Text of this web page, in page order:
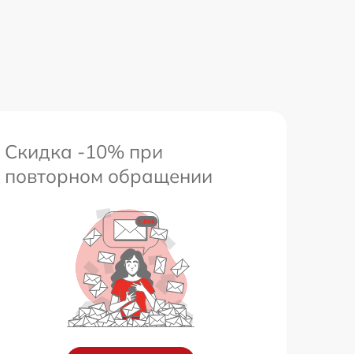
Скидка -10% при
повторном обращении